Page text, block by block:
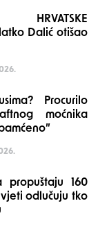
HRVATSKE
Dalić otišao
Procurilo
moćnika
propuštaju 160
odlučuju tko